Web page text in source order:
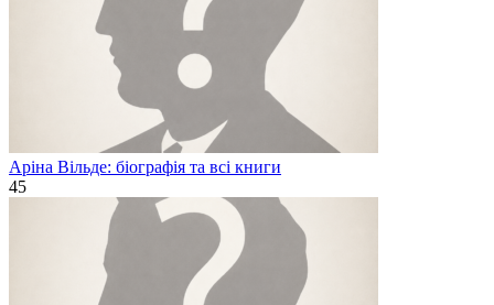
Аріна Вільде: біографія та всі книги
45